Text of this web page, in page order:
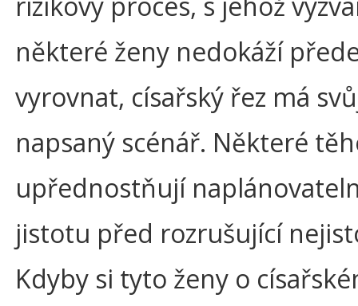
některé ženy nedokáží
vyrovnat, císařský řez má
napsaný scénář. Některé
upřednostňují
jistotu před rozrušující
Kdyby si tyto ženy o